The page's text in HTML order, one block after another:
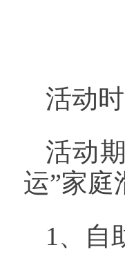
活动
活动
运”家庭
1、自